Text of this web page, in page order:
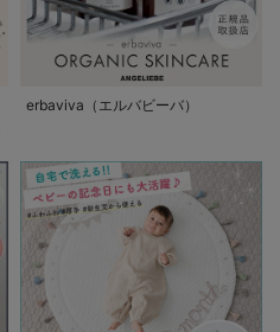
erbaviva（エルバビーバ）